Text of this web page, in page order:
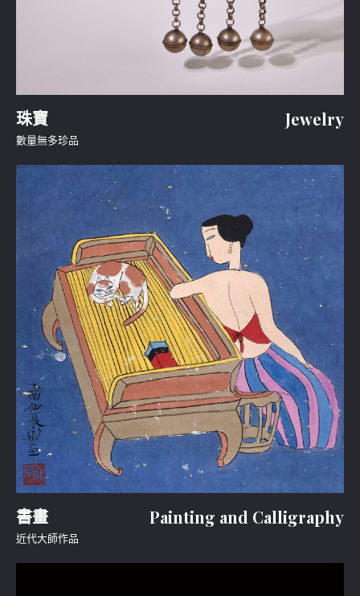
珠寶 Jewelry
數量無多珍品
書畫 Painting and Calligraphy
近代大師作品